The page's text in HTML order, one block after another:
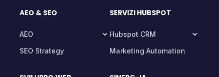
AEO & SEO
AEO
SEO Strategy
SERVIZI HUBSPOT
Hubspot CRM
Marketing Automation